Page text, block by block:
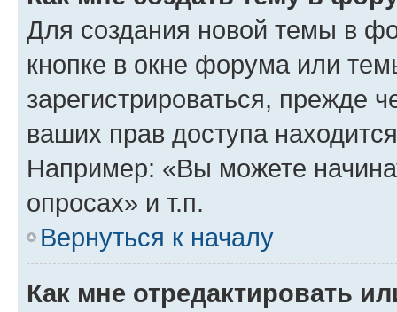
Для создания новой темы в
кнопке в окне форума или
зарегистрироваться, прежде
ваших прав доступа
Например: «Вы можете
опросах» и т.п.
Вернуться к началу
Как мне отредактировать